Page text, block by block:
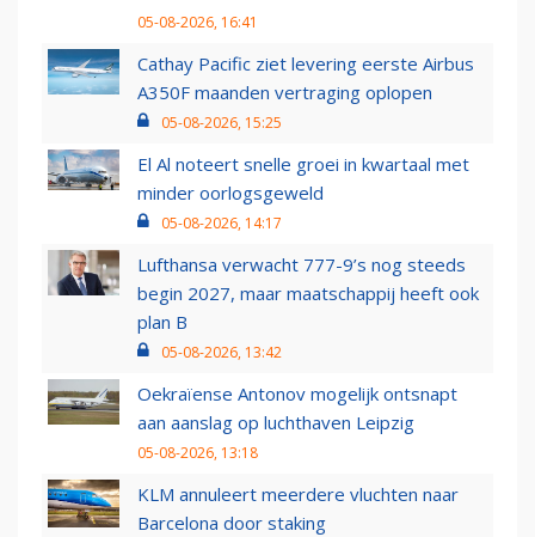
05-08-2026, 16:41
Cathay Pacific ziet levering eerste Airbus
A350F maanden vertraging oplopen
05-08-2026, 15:25
El Al noteert snelle groei in kwartaal met
minder oorlogsgeweld
05-08-2026, 14:17
Lufthansa verwacht 777-9’s nog steeds
begin 2027, maar maatschappij heeft ook
plan B
05-08-2026, 13:42
Oekraïense Antonov mogelijk ontsnapt
aan aanslag op luchthaven Leipzig
05-08-2026, 13:18
KLM annuleert meerdere vluchten naar
Barcelona door staking